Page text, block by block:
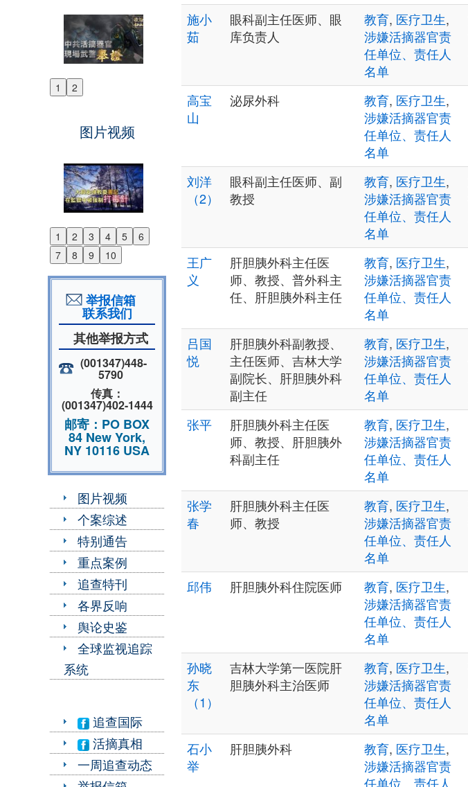
1 2
Previous
图片视频
1 2 3 4 5
6
7
8 9 10
Previous
Next
举报信箱
联系我们
其他举报方式
(001347)448-
5790
传真：
(001347)402-1444
邮寄：PO BOX
84 New York,
NY 10116 USA
图片视频
个案综述
特别通告
重点案例
追查特刊
各界反响
舆论史鉴
全球监视追踪
系统
追查国际
活摘真相
一周追查动态
施小
茹
眼科副主任医师、眼
库负责人
教育, 医疗卫生,
涉嫌活摘器官责
任单位、责任人
名单
高宝
山
泌尿外科 教育, 医疗卫生,
涉嫌活摘器官责
任单位、责任人
名单
刘洋
（2）
眼科副主任医师、副
教授
教育, 医疗卫生,
涉嫌活摘器官责
任单位、责任人
名单
王广
义
肝胆胰外科主任医
师、教授、普外科主
任、肝胆胰外科主任
教育, 医疗卫生,
涉嫌活摘器官责
任单位、责任人
名单
吕国
悦
肝胆胰外科副教授、
主任医师、吉林大学
副院长、肝胆胰外科
副主任
教育, 医疗卫生,
涉嫌活摘器官责
任单位、责任人
名单
张平
肝胆胰外科主任医
师、教授、肝胆胰外
科副主任
教育, 医疗卫生,
涉嫌活摘器官责
任单位、责任人
名单
张学
春
肝胆胰外科主任医
师、教授
教育, 医疗卫生,
涉嫌活摘器官责
任单位、责任人
名单
邱伟 肝胆胰外科住院医师 教育, 医疗卫生,
涉嫌活摘器官责
任单位、责任人
名单
孙晓
东
（1）
吉林大学第一医院肝
胆胰外科主治医师
教育, 医疗卫生,
涉嫌活摘器官责
任单位、责任人
名单
石小
举
肝胆胰外科 教育, 医疗卫生,
涉嫌活摘器官责
任单位、责任人